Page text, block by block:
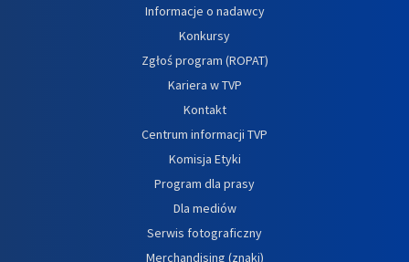
Informacje o nadawcy
Konkursy
Zgłoś program (ROPAT)
Kariera w TVP
Kontakt
Centrum informacji TVP
Komisja Etyki
Program dla prasy
Dla mediów
Serwis fotograficzny
Merchandising (znaki)